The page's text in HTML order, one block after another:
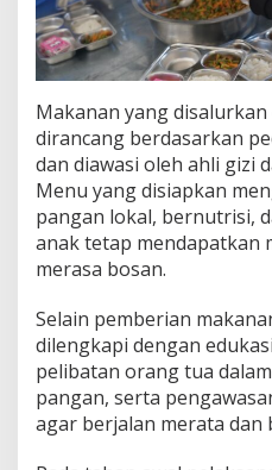
Makanan yang
dirancang berdasarkan
dan diawasi oleh ahli gizi
Menu yang disiapkan
pangan lokal, bernutrisi,
anak tetap mendapatkan
merasa bosan.
Selain pemberian
dilengkapi dengan
pelibatan orang tua
pangan, serta
agar berjalan merata dan